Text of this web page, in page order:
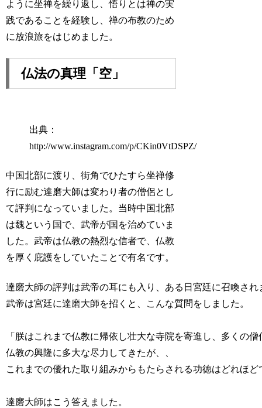
ように坐禅を繰り返し、悟りとは禅の実
践であることを経験し、禅の布教のため
に放浪旅をはじめました。
仏法の真理「空」
出典：
http://www.instagram.com/p/CKin0VtDSPZ/
中国北部に渡り、街角でひたすら坐禅修
行に励む達磨大師は変わり者の僧侶とし
て評判になっていました。当時中国北部
は魏という国で、武帝が国を治めていま
した。武帝は仏教の熱烈な信者で、仏教
を厚く庇護をしていたことで有名です。
達磨大師の評判は武帝の耳にも入り、ある日宮廷に召喚され
武帝は宮廷に達磨大師を招くと、こんな質問をしました。
「朕はこれまで仏教に帰依し壮大な寺院を寄進し、多くの
仏教の興隆に多大な尽力してきたが、、
これまでの優れた取り組みからもたらされる功徳はどれほ
達磨大師はこう答えました。